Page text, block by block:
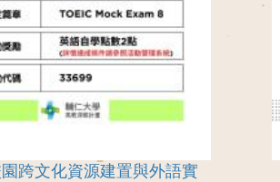
園跨文化資源建置與外語實